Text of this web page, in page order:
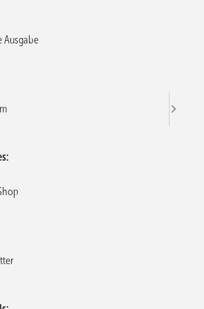
im österreichischen Steyr
Accursia Capital
Ausgabe